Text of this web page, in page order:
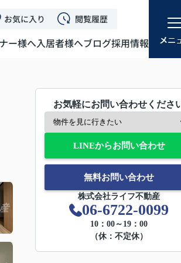
お気に入り 閲覧履歴
ー様へ入居者様へブログ採用情報
お気軽にお問い合わせくださ
LINEからお問い合わせ
無料お問い合わせ
株式会社ライフ不動産
06-6722-0099
10：00～19：00
（休：不定休）